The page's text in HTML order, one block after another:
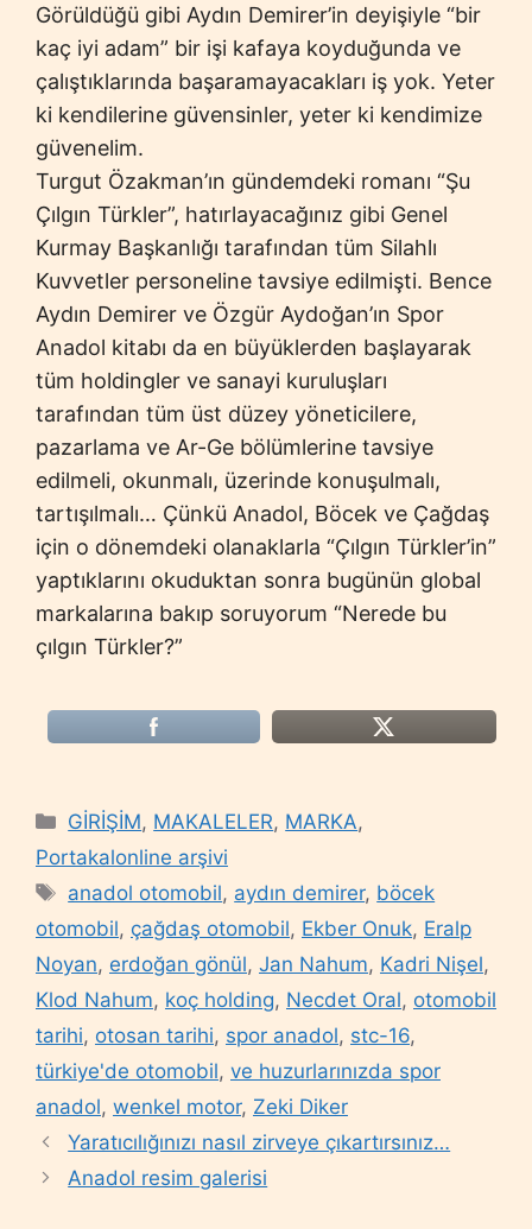
Görüldüğü gibi Aydın Demirer’in deyişiyle “bir
kaç iyi adam” bir işi kafaya koyduğunda ve
çalıştıklarında başaramayacakları iş yok. Yeter
ki kendilerine güvensinler, yeter ki kendimize
güvenelim.
Turgut Özakman’ın gündemdeki romanı “Şu
Çılgın Türkler”, hatırlayacağınız gibi Genel
Kurmay Başkanlığı tarafından tüm Silahlı
Kuvvetler personeline tavsiye edilmişti. Bence
Aydın Demirer ve Özgür Aydoğan’ın Spor
Anadol kitabı da en büyüklerden başlayarak
tüm holdingler ve sanayi kuruluşları
tarafından tüm üst düzey yöneticilere,
pazarlama ve Ar-Ge bölümlerine tavsiye
edilmeli, okunmalı, üzerinde konuşulmalı,
tartışılmalı… Çünkü Anadol, Böcek ve Çağdaş
için o dönemdeki olanaklarla “Çılgın Türkler’in”
yaptıklarını okuduktan sonra bugünün global
markalarına bakıp soruyorum “Nerede bu
çılgın Türkler?”
Categories
GİRİŞİM, MAKALELER, MARKA,
Portakalonline arşivi
Tags
anadol otomobil, aydın demirer, böcek
otomobil, çağdaş otomobil, Ekber Onuk, Eralp
Noyan, erdoğan gönül, Jan Nahum, Kadri Nişel,
Klod Nahum, koç holding, Necdet Oral, otomobil
tarihi, otosan tarihi, spor anadol, stc-16,
türkiye'de otomobil, ve huzurlarınızda spor
anadol, wenkel motor, Zeki Diker
Yaratıcılığınızı nasıl zirveye çıkartırsınız…
Anadol resim galerisi